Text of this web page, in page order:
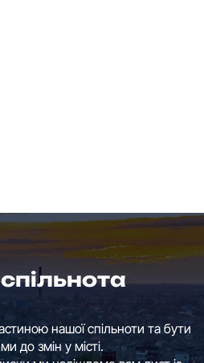
нашої спільноти та бути
до змін у місті.